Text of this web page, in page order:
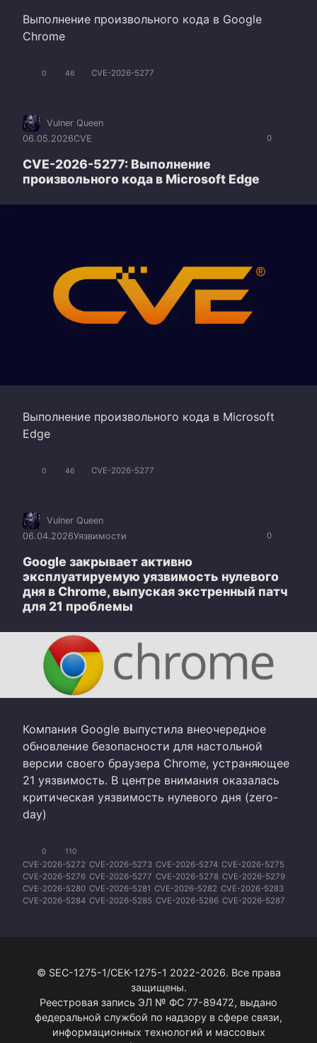
Выполнение произвольного кода в Google
Chrome
0 46 CVE-2026-5277
0
Vulner Queen
06.05.2026CVE
CVE-2026-5277: Выполнение
произвольного кода в Microsoft Edge
Выполнение произвольного кода в Microsoft
Edge
0 46 CVE-2026-5277
0
Vulner Queen
06.04.2026Уязвимости
Google закрывает активно
эксплуатируемую уязвимость нулевого
дня в Chrome, выпуская экстренный патч
для 21 проблемы
Компания Google выпустила внеочередное
обновление безопасности для настольной
версии своего браузера Chrome, устраняющее
21 уязвимость. В центре внимания оказалась
критическая уязвимость нулевого дня (zero-
day)
0 110
CVE-2026-5272 CVE-2026-5273 CVE-2026-5274 CVE-2026-5275
CVE-2026-5276 CVE-2026-5277 CVE-2026-5278 CVE-2026-5279
CVE-2026-5280 CVE-2026-5281 CVE-2026-5282 CVE-2026-5283
CVE-2026-5284 CVE-2026-5285 CVE-2026-5286 CVE-2026-5287
© SEC-1275-1/СЕК-1275-1 2022-2026. Все права
защищены.
Реестровая запись ЭЛ № ФС 77-89472, выдано
федеральной службой по надзору в сфере связи,
информационных технологий и массовых